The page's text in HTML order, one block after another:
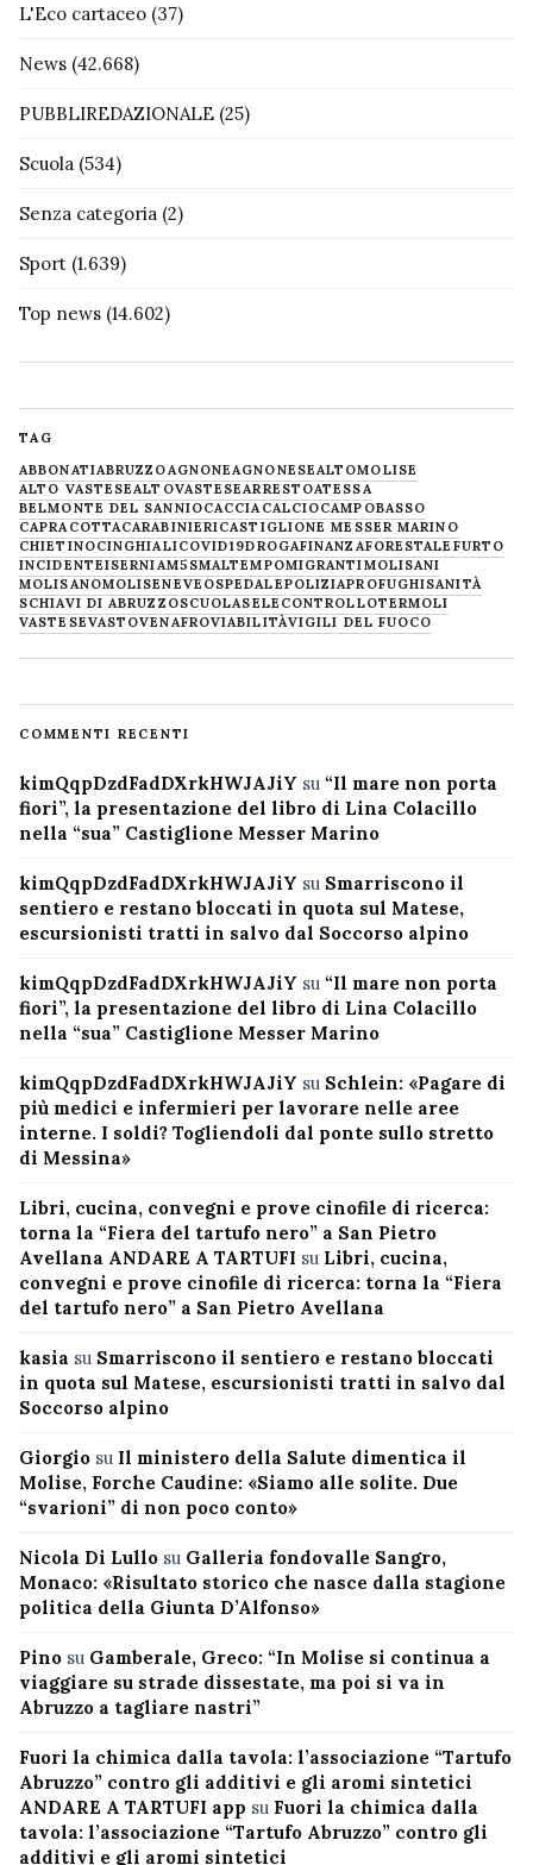
L'Eco cartaceo (37)
News (42.668)
PUBBLIREDAZIONALE (25)
Scuola (534)
Senza categoria (2)
Sport (1.639)
Top news (14.602)
TAG
ABBONATIABRUZZOAGNONEAGNONESEALTOMOLISE
ALTO VASTESEALTOVASTESEARRESTOATESSA
BELMONTE DEL SANNIOCACCIACALCIOCAMPOBASSO
CAPRACOTTACARABINIERICASTIGLIONE MESSER MARINO
CHIETINOCINGHIALICOVID19DROGAFINANZAFORESTALE FURTO
INCIDENTEISERNIAM5SMALTEMPOMIGRANTIMOLISANI
MOLISANOMOLISENEVE OSPEDALEPOLIZIAPROFUGHISANITÀ
SCHIAVI DI ABRUZZOSCUOLASELECONTROLLOTERMOLI
VASTESEVASTOVENAFROVIABILITÀVIGILI DEL FUOCO
COMMENTI RECENTI
kimQqpDzdFadDXrkHWJAJiY su “Il mare non porta
fiori”, la presentazione del libro di Lina Colacillo
nella “sua” Castiglione Messer Marino
kimQqpDzdFadDXrkHWJAJiY su Smarriscono il
sentiero e restano bloccati in quota sul Matese,
escursionisti tratti in salvo dal Soccorso alpino
kimQqpDzdFadDXrkHWJAJiY su “Il mare non porta
fiori”, la presentazione del libro di Lina Colacillo
nella “sua” Castiglione Messer Marino
kimQqpDzdFadDXrkHWJAJiY su Schlein: «Pagare di
più medici e infermieri per lavorare nelle aree
interne. I soldi? Togliendoli dal ponte sullo stretto
di Messina»
Libri, cucina, convegni e prove cinofile di ricerca:
torna la “Fiera del tartufo nero” a San Pietro
Avellana ANDARE A TARTUFI su Libri, cucina,
convegni e prove cinofile di ricerca: torna la “Fiera
del tartufo nero” a San Pietro Avellana
kasia su Smarriscono il sentiero e restano bloccati
in quota sul Matese, escursionisti tratti in salvo dal
Soccorso alpino
Giorgio su Il ministero della Salute dimentica il
Molise, Forche Caudine: «Siamo alle solite. Due
“svarioni” di non poco conto»
Nicola Di Lullo su Galleria fondovalle Sangro,
Monaco: «Risultato storico che nasce dalla stagione
politica della Giunta D’Alfonso»
Pino su Gamberale, Greco: “In Molise si continua a
viaggiare su strade dissestate, ma poi si va in
Abruzzo a tagliare nastri”
Fuori la chimica dalla tavola: l’associazione “Tartufo
Abruzzo” contro gli additivi e gli aromi sintetici
ANDARE A TARTUFI app su Fuori la chimica dalla
tavola: l’associazione “Tartufo Abruzzo” contro gli
additivi e gli aromi sintetici